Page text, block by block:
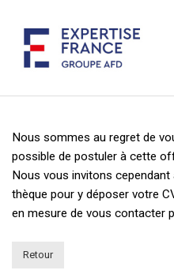
Nous sommes au regret de
possible de postuler à cette
Nous vous invitons
thèque pour y déposer votre
en mesure de vous contacter
Retour